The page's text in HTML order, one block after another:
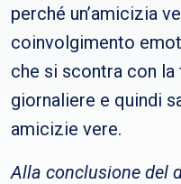
perché un’amicizia
coinvolgimento
che si scontra con
giornaliere e quindi
amicizie vere.
Alla conclusione del